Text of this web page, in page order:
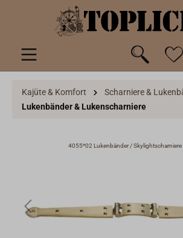
springen
Kajüte & Komfort
Scharniere &
Lukenbänder & Lukenscharniere
4055*02 Lukenbänder / Skylightscharniere